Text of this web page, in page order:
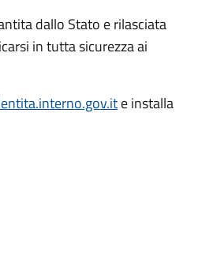
dallo Stato e rilasciata
in tutta sicurezza ai
e installa